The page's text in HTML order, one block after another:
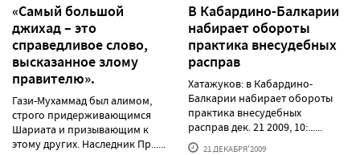
«Самый большой
джихад – это
справедливое слово,
высказанное злому
правителю».
Гази-Мухаммад был алимом,
строго придерживающимся
Шариата и призывающим к
этому других. Наследник Пр......
В Кабардино-Балкарии
набирает обороты
практика внесудебных
расправ
Хатажуков: в Кабардино-
Балкарии набирает обороты
практика внесудебных
расправ дек. 21 2009, 10:......
21 ДЕКАБРЯ'2009